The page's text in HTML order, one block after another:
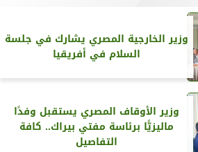
وزير الخارجية المصري يشارك في جلسة
السلام في أفريقيا
وزير الأوقاف المصري يستقبل وفدًا
ماليزيًّا برئاسة مفتي بيراك.. كافة
التفاصيل